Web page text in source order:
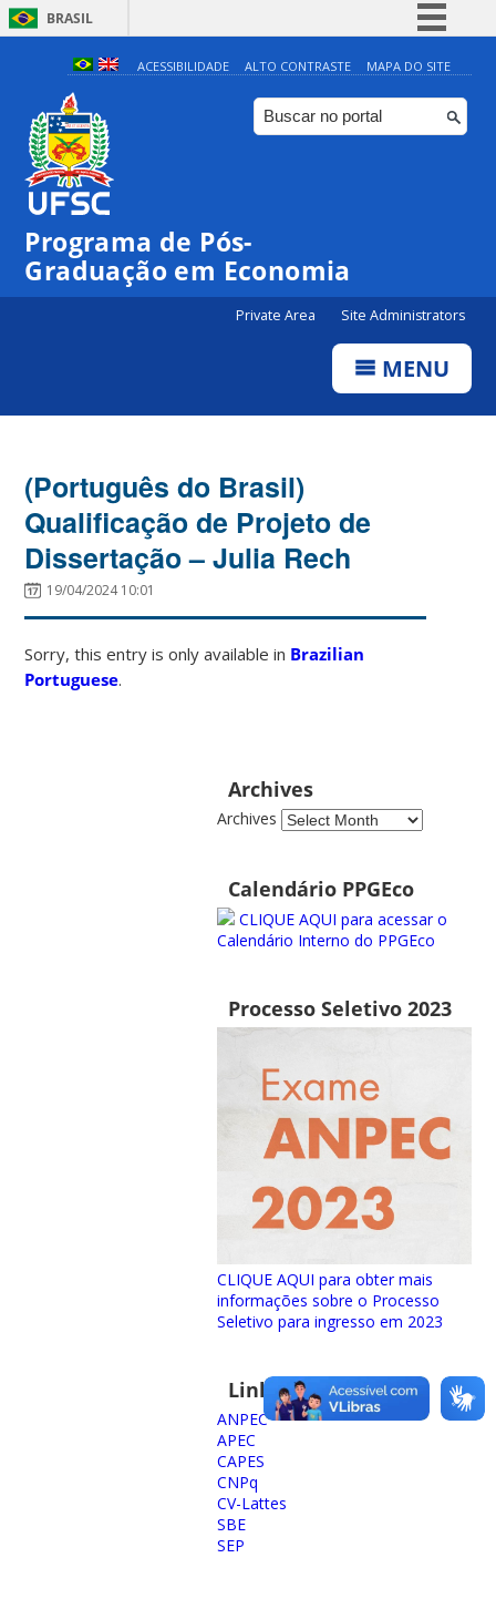
BRASIL
Simplifique!
Comunica BR
Participe
ACESSIBILIDADE ALTO CONTRASTE MAPA DO SITE
Programa de Pós-
Graduação em Economia
Private Area Site Administrators
MENU
(Português do Brasil)
Qualificação de Projeto de
Dissertação – Julia Rech
19/04/2024 10:01
Sorry, this entry is only available in Brazilian
Portuguese.
Archives
Archives
Calendário PPGEco
CLIQUE AQUI para acessar o
Calendário Interno do PPGEco
Processo Seletivo 2023
CLIQUE AQUI para obter mais
informações sobre o Processo
Seletivo para ingresso em 2023
Links importantes
ANPEC
APEC
CAPES
CNPq
CV-Lattes
SBE
SEP